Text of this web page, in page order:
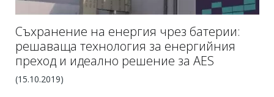
Съхранение на енергия чрез батерии:
решаваща технология за енергийния
преход и идеално решение за AES
(15.10.2019)